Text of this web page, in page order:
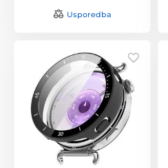
Usporedba